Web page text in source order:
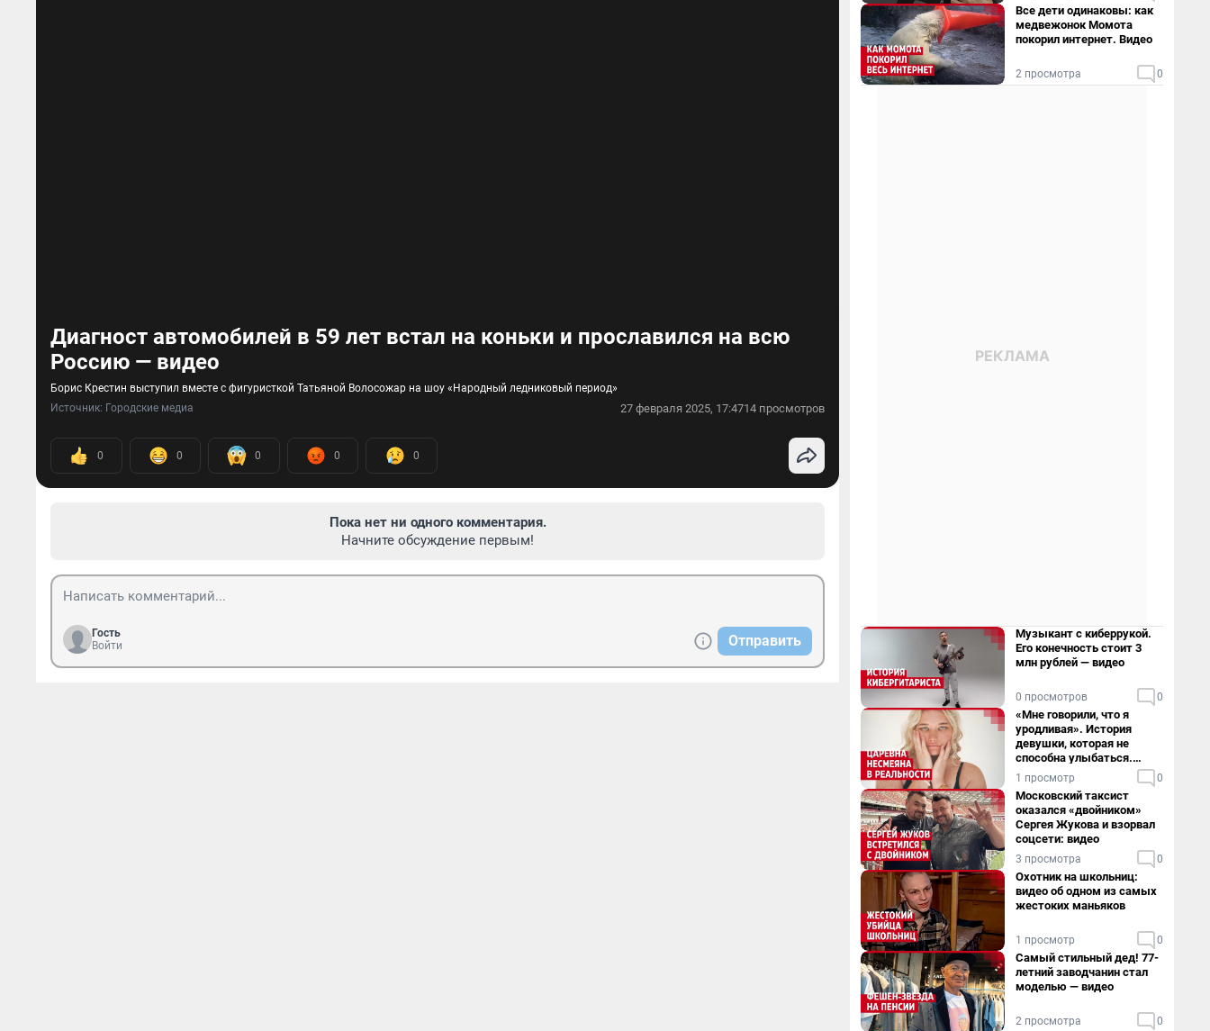
Диагност автомобилей в 59 лет встал на коньки и прославился на всю
Россию — видео
Борис Крестин выступил вместе с фигуристкой Татьяной Волосожар на шоу «Народный ледниковый период»
Источник: Городские медиа 27 февраля 2025, 17:4714 просмотров
0 0 0 0 0
Пока нет ни одного комментария.
Начните обсуждение первым!
Гость
Войти
Отправить
Все дети одинаковы: как
медвежонок Момота
покорил интернет. Видео
2 просмотра 0
Музыкант с киберрукой.
Его конечность стоит 3
млн рублей — видео
0 просмотров 0
«Мне говорили, что я
уродливая». История
девушки, которая не
способна улыбаться.
Видео
1 просмотр 0
Московский таксист
оказался «двойником»
Сергея Жукова и взорвал
соцсети: видео
3 просмотра 0
Охотник на школьниц:
видео об одном из самых
жестоких маньяков
1 просмотр 0
Самый стильный дед! 77-
летний заводчанин стал
моделью — видео
2 просмотра 0